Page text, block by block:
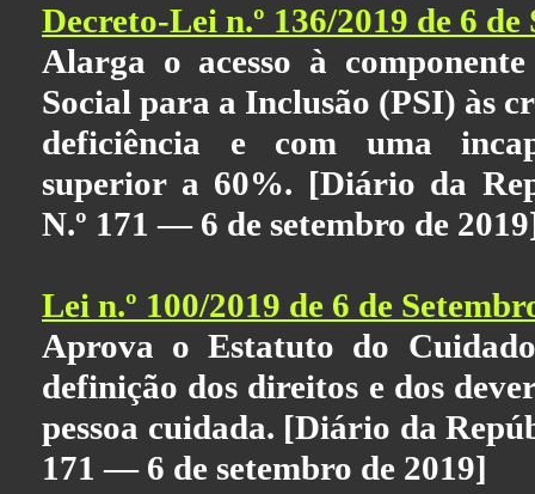
Decreto-Lei n.º 136/2019 de 6 de
Alarga o acesso à
Social para a Inclusão (PSI) às
deficiência e com uma
superior a 60%. [Diário da
N.º 171 — 6 de setembro de
Lei n.º 100/2019 de 6 de
Aprova o Estatuto do
definição dos direitos e dos
pessoa cuidada. [Diário da
171 — 6 de setembro de 2019]